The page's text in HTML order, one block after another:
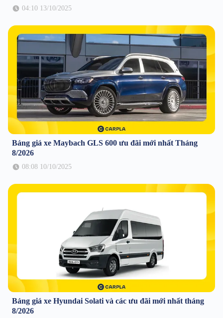
04:10 13/10/2025
Bảng giá xe Maybach GLS 600 ưu đãi mới nhất Tháng
8/2026
08:08 10/10/2025
Bảng giá xe Hyundai Solati và các ưu đãi mới nhất tháng
8/2026